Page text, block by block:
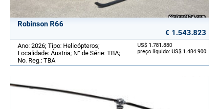
Robinson R66
€ 1.543.823
US$ 1.781.880
preço líquido: US$ 1.484.900
Ano: 2026; Tipo: Helicópteros;
Localidade: Áustria; N° de Série: TBA;
No. Reg.: TBA